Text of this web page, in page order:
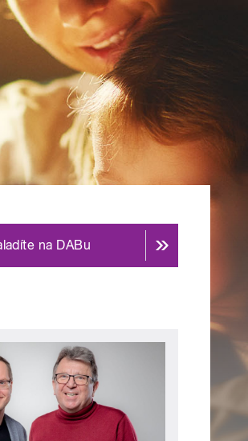
na DABu